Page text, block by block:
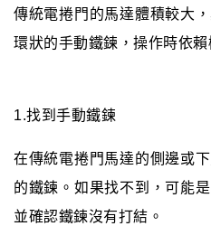
傳統電捲門的馬達體積較大
環狀的手動鐵鍊，操作時依
1.找到手動鐵鍊
在傳統電捲門馬達的側邊或
的鐵鍊。如果找不到，可能
並確認鐵鍊沒有打結。